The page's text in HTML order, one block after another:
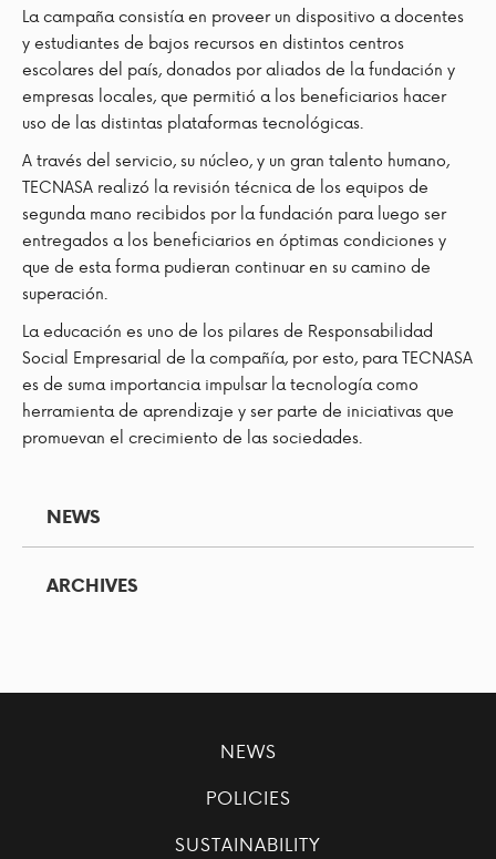
La campaña consistía en proveer un dispositivo a docentes
y estudiantes de bajos recursos en distintos centros
escolares del país, donados por aliados de la fundación y
empresas locales, que permitió a los beneficiarios hacer
uso de las distintas plataformas tecnológicas.
A través del servicio, su núcleo, y un gran talento humano,
TECNASA realizó la revisión técnica de los equipos de
segunda mano recibidos por la fundación para luego ser
entregados a los beneficiarios en óptimas condiciones y
que de esta forma pudieran continuar en su camino de
superación.
La educación es uno de los pilares de Responsabilidad
Social Empresarial de la compañía, por esto, para TECNASA
es de suma importancia impulsar la tecnología como
herramienta de aprendizaje y ser parte de iniciativas que
promuevan el crecimiento de las sociedades.
NEWS
ARCHIVES
NEWS
POLICIES
SUSTAINABILITY